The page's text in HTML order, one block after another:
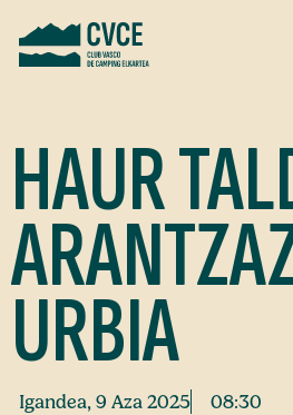
HAUR
URBIA
Igandea, 9 Aza 2025
08:30